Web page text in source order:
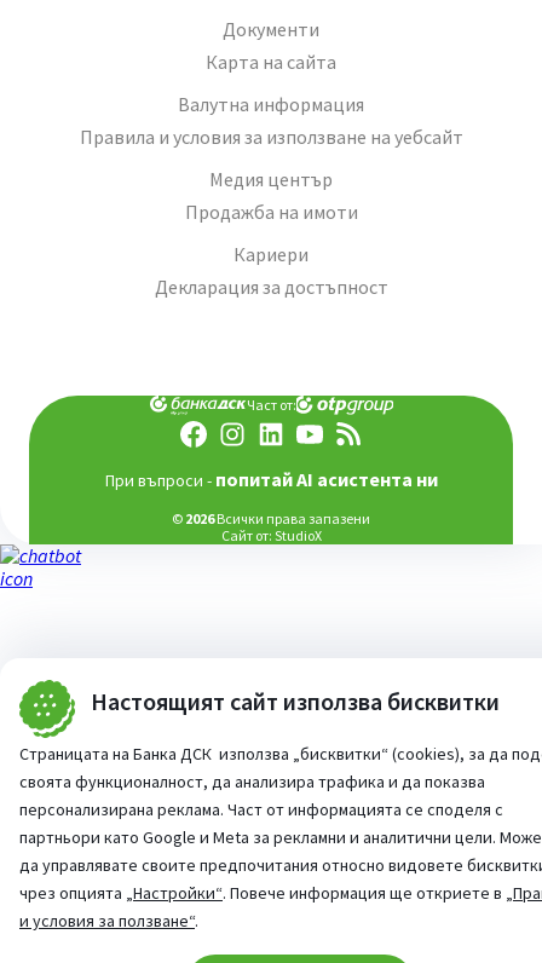
Настоящият сайт използва бисквитки
Страницата на Банка ДСК използва „бисквитки“ (cookies), за да
своята функционалност, да анализира трафика и да показва
персонализирана реклама. Част от информацията се споделя с
партньори като Google и Meta за рекламни и аналитични цели.
да управлявате своите предпочитания относно видовете
чрез опцията „Настройки“. Повече информация ще откриете в
и условия за ползване“.
Документи
Карта на сайта
Валутна информация
Правила и условия за използване на уебсайт
Медия център
Продажба на имоти
Кариери
Декларация за достъпност
Част от:
При въпроси - попитай AI асистента ни
© 2026Всички права запазени
Сайт от: StudioX